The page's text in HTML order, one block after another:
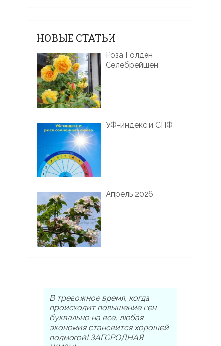
НОВЫЕ СТАТЬИ
Роза Голден
Селебрейшен
УФ-индекс и СПФ
Апрель 2026
В тревожное время, когда
происходит повышение цен
буквально на все, любая
экономия становится хорошей
подмогой! ЗАГОРОДНАЯ